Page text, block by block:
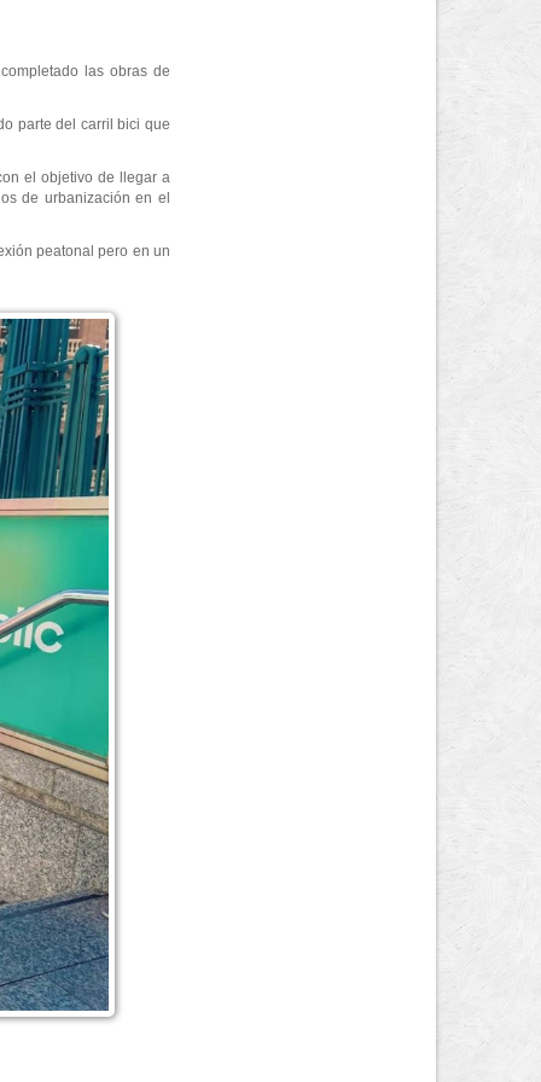
las obras de
parte del carril bici que
el objetivo de llegar a
de urbanización en el
peatonal pero en un